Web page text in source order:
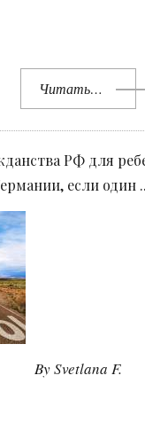
Читать…
РФ для
если один
By Svetlana F.